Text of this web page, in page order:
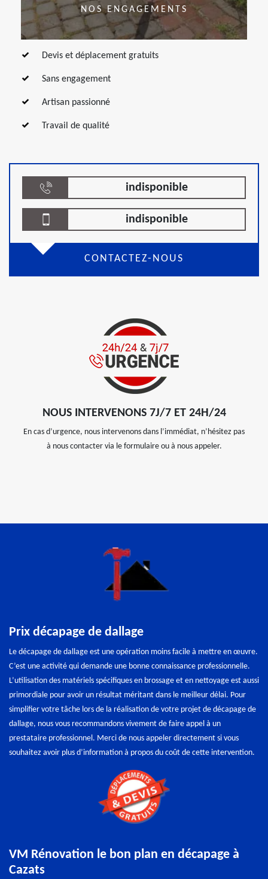
NOS ENGAGEMENTS
Devis et déplacement gratuits
Sans engagement
Artisan passionné
Travail de qualité
indisponible
indisponible
CONTACTEZ-NOUS
NOUS INTERVENONS 7J/7 ET 24H/24
En cas d’urgence, nous intervenons dans l’immédiat, n’hésitez pas
à nous contacter via le formulaire ou à nous appeler.
Prix décapage de dallage
Le décapage de dallage est une opération moins facile à mettre en œuvre.
C’est une activité qui demande une bonne connaissance professionnelle.
L’utilisation des matériels spécifiques en brossage et en nettoyage est aussi
primordiale pour avoir un résultat méritant dans le meilleur délai. Pour
simplifier votre tâche lors de la réalisation de votre projet de décapage de
dallage, nous vous recommandons vivement de faire appel à un
prestataire professionnel. Merci de nous appeler directement si vous
souhaitez avoir plus d’information à propos du coût de cette intervention.
VM Rénovation le bon plan en décapage à
Cazats